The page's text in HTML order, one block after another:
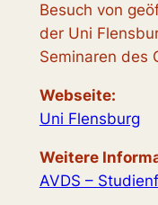
Besuch von
der Uni
Seminaren des
Webseite:
Uni Flensburg
Weitere
AVDS –